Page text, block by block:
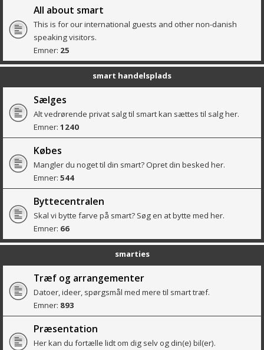
All about smart
This is for our international guests and other non-danish
speaking visitors.
Emner: 25
smart handelsplads
Sælges
Alt vedrørende privat salg til smart kan sættes til salg her.
Emner: 1240
Købes
Mangler du noget til din smart? Opret din besked her.
Emner: 544
Byttecentralen
Skal vi bytte farve på smart? Søg en at bytte med her.
Emner: 66
smarties
Træf og arrangementer
Datoer, ideer, spørgsmål med mere til smart træf.
Emner: 893
Præsentation
Her kan du fortælle lidt om dig selv og din(e) bil(er).